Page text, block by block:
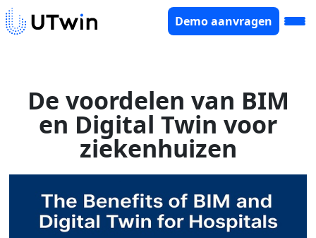
Demo aanvragen
De voordelen van BIM
en Digital Twin voor
ziekenhuizen